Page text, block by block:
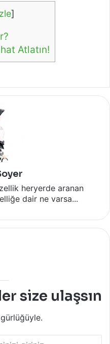
]
Atlatın!
heryerde aranan
dair ne varsa...
size ulaşsın